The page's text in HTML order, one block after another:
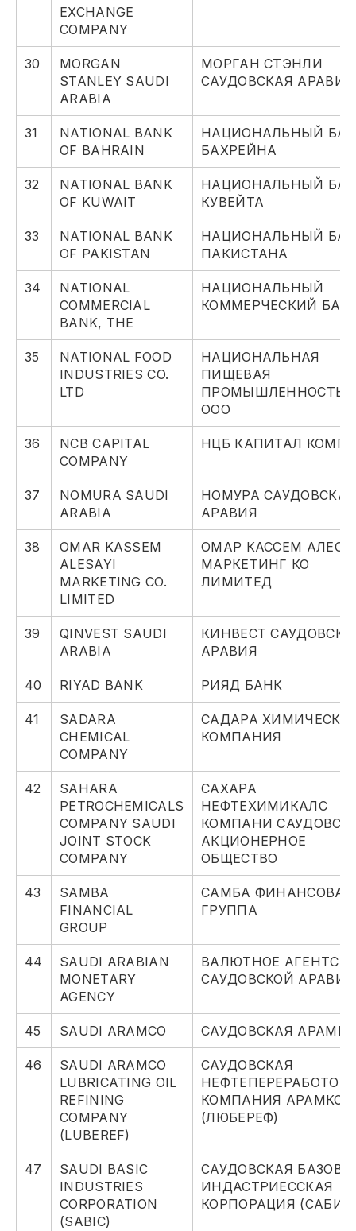
EXCHANGE
COMPANY
30
MORGAN
STANLEY SAUDI
ARABIA
МОРГАН СТЭНЛИ
САУДОВСКАЯ АРАВИЯ
31
NATIONAL BANK
OF BAHRAIN
НАЦИОНАЛЬНЫЙ
БАХРЕЙНА
32
NATIONAL BANK
OF KUWAIT
НАЦИОНАЛЬНЫЙ
КУВЕЙТА
33
NATIONAL BANK
OF PAKISTAN
НАЦИОНАЛЬНЫЙ
ПАКИСТАНА
34
NATIONAL
COMMERCIAL
BANK, THE
НАЦИОНАЛЬНЫЙ
КОММЕРЧЕСКИЙ
35
NATIONAL FOOD
INDUSTRIES CO.
LTD
НАЦИОНАЛЬНАЯ
ПИЩЕВАЯ
ПРОМЫШЛЕННОСТЬ,
ООО
36
NCB CAPITAL
COMPANY
НЦБ КАПИТАЛ
37
NOMURA SAUDI
ARABIA
НОМУРА САУДОВСКАЯ
АРАВИЯ
38
OMAR KASSEM
ALESAYI
MARKETING CO.
LIMITED
ОМАР КАССЕМ
МАРКЕТИНГ КО
ЛИМИТЕД
39
QINVEST SAUDI
ARABIA
КИНВЕСТ
АРАВИЯ
40 RIYAD BANK РИЯД БАНК
41
SADARA
CHEMICAL
COMPANY
САДАРА
КОМПАНИЯ
42
SAHARA
PETROCHEMICALS
COMPANY SAUDI
JOINT STOCK
COMPANY
САХАРА
НЕФТЕХИМИКАЛС
КОМПАНИ
АКЦИОНЕРНОЕ
ОБЩЕСТВО
43
SAMBA
FINANCIAL
GROUP
САМБА ФИНАНСОВАЯ
ГРУППА
44
SAUDI ARABIAN
MONETARY
AGENCY
ВАЛЮТНОЕ
САУДОВСКОЙ АРАВИИ
45 SAUDI ARAMCO САУДОВСКАЯ АРАМКО
46
SAUDI ARAMCO
LUBRICATING OIL
REFINING
COMPANY
(LUBEREF)
САУДОВСКАЯ
КОМПАНИЯ АРАМКО
(ЛЮБЕРЕФ)
47
SAUDI BASIC
INDUSTRIES
CORPORATION
(SABIC)
САУДОВСКАЯ
ИНДАСТРИЕССКАЯ
КОРПОРАЦИЯ